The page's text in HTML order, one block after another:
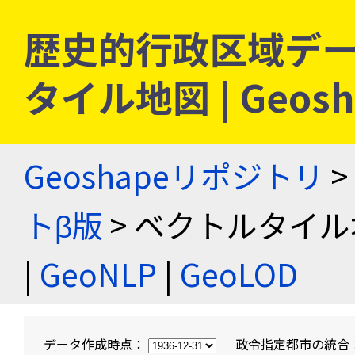
歴史的行政区域デ
タイル地図 |
Geoshapeリポジトリ >
トβ版 > ベクトルタイ
| GeoNLP | GeoLOD
データ作成時点： 政令指定都市の統